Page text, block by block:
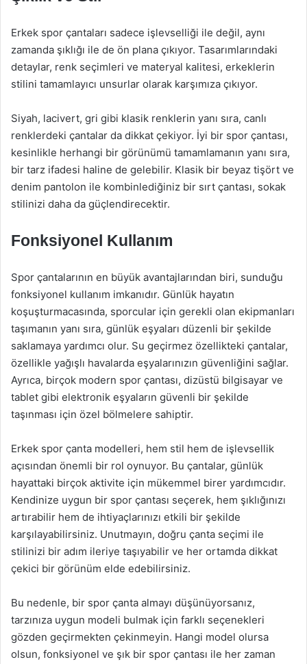
Erkek spor çantaları sadece işlevselliği ile değil, aynı
zamanda şıklığı ile de ön plana çıkıyor. Tasarımlarındaki
detaylar, renk seçimleri ve materyal kalitesi, erkeklerin
stilini tamamlayıcı unsurlar olarak karşımıza çıkıyor.
Siyah, lacivert, gri gibi klasik renklerin yanı sıra, canlı
renklerdeki çantalar da dikkat çekiyor. İyi bir spor çantası,
kesinlikle herhangi bir görünümü tamamlamanın yanı sıra,
bir tarz ifadesi haline de gelebilir. Klasik bir beyaz tişört ve
denim pantolon ile kombinlediğiniz bir sırt çantası, sokak
stilinizi daha da güçlendirecektir.
Fonksiyonel Kullanım
Spor çantalarının en büyük avantajlarından biri, sunduğu
fonksiyonel kullanım imkanıdır. Günlük hayatın
koşuşturmacasında, sporcular için gerekli olan ekipmanları
taşımanın yanı sıra, günlük eşyaları düzenli bir şekilde
saklamaya yardımcı olur. Su geçirmez özellikteki çantalar,
özellikle yağışlı havalarda eşyalarınızın güvenliğini sağlar.
Ayrıca, birçok modern spor çantası, dizüstü bilgisayar ve
tablet gibi elektronik eşyaların güvenli bir şekilde
taşınması için özel bölmelere sahiptir.
Erkek spor çanta modelleri, hem stil hem de işlevsellik
açısından önemli bir rol oynuyor. Bu çantalar, günlük
hayattaki birçok aktivite için mükemmel birer yardımcıdır.
Kendinize uygun bir spor çantası seçerek, hem şıklığınızı
artırabilir hem de ihtiyaçlarınızı etkili bir şekilde
karşılayabilirsiniz. Unutmayın, doğru çanta seçimi ile
stilinizi bir adım ileriye taşıyabilir ve her ortamda dikkat
çekici bir görünüm elde edebilirsiniz.
Bu nedenle, bir spor çanta almayı düşünüyorsanız,
tarzınıza uygun modeli bulmak için farklı seçenekleri
gözden geçirmekten çekinmeyin. Hangi model olursa
olsun, fonksiyonel ve şık bir spor çantası ile her zaman